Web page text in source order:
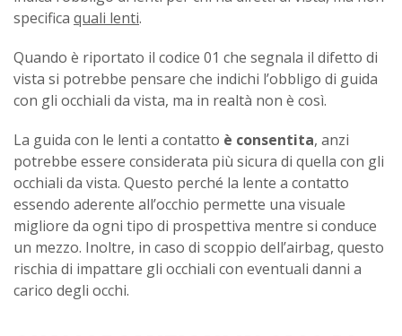
specifica quali lenti.
Quando è riportato il codice 01 che segnala il difetto di
vista si potrebbe pensare che indichi l’obbligo di guida
con gli occhiali da vista, ma in realtà non è così.
La guida con le lenti a contatto è consentita, anzi
potrebbe essere considerata più sicura di quella con gli
occhiali da vista. Questo perché la lente a contatto
essendo aderente all’occhio permette una visuale
migliore da ogni tipo di prospettiva mentre si conduce
un mezzo. Inoltre, in caso di scoppio dell’airbag, questo
rischia di impattare gli occhiali con eventuali danni a
carico degli occhi.